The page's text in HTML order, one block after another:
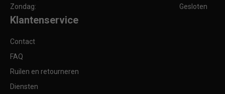
Zondag:
Gesloten
Klantenservice
Contact
FAQ
Ruilen en retourneren
Diensten